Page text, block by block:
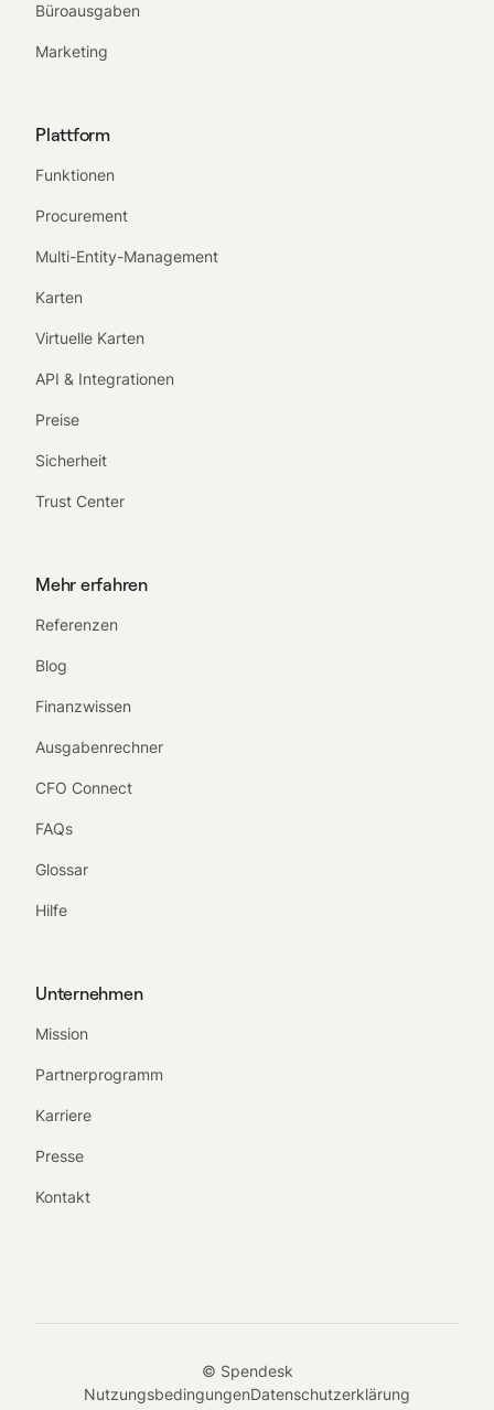
Büroausgaben
Marketing
Plattform
Funktionen
Procurement
Multi-Entity-Management
Karten
Virtuelle Karten
API & Integrationen
Preise
Sicherheit
Trust Center
Mehr erfahren
Referenzen
Blog
Finanzwissen
Ausgabenrechner
CFO Connect
FAQs
Glossar
Hilfe
Unternehmen
Mission
Partnerprogramm
Karriere
Presse
Kontakt
© Spendesk
NutzungsbedingungenDatenschutzerklärung